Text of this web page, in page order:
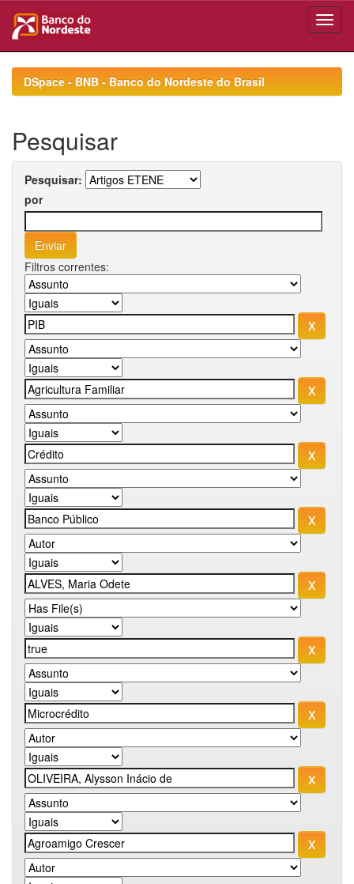
navigationDSpace - BNB - Banco do Nordeste do Brasil
Pesquisar
Pesquisar:
por
Filtros correntes: